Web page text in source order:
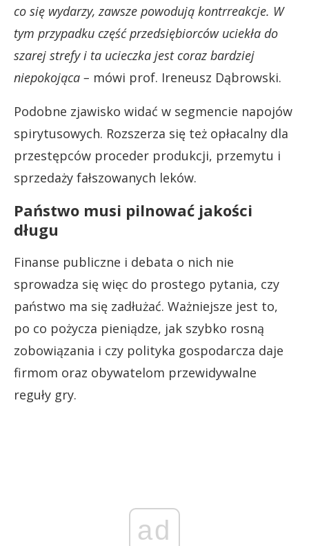
co się wydarzy, zawsze powodują kontrreakcje. W
tym przypadku część przedsiębiorców uciekła do
szarej strefy i ta ucieczka jest coraz bardziej
niepokojąca – mówi prof. Ireneusz Dąbrowski.
Podobne zjawisko widać w segmencie napojów
spirytusowych. Rozszerza się też opłacalny dla
przestępców proceder produkcji, przemytu i
sprzedaży fałszowanych leków.
Państwo musi pilnować jakości
długu
Finanse publiczne i debata o nich nie
sprowadza się więc do prostego pytania, czy
państwo ma się zadłużać. Ważniejsze jest to,
po co pożycza pieniądze, jak szybko rosną
zobowiązania i czy polityka gospodarcza daje
firmom oraz obywatelom przewidywalne
reguły gry.
ad